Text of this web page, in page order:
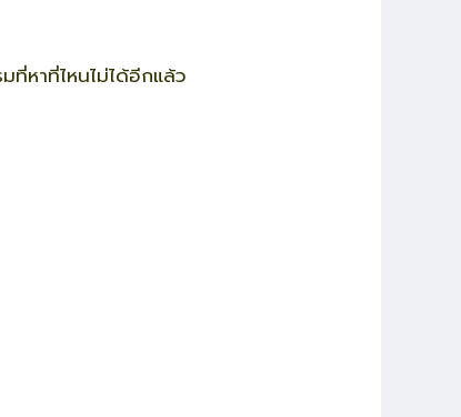
หาที่ไหนไม่ได้อีกแล้ว